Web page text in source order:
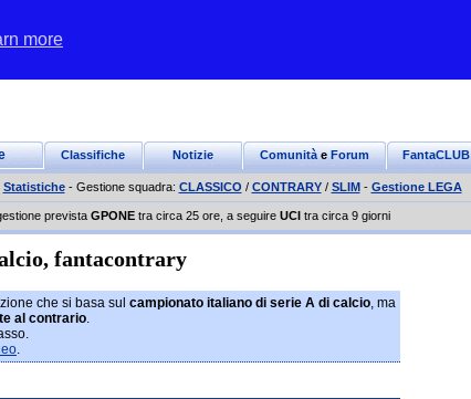
more
Classifiche Notizie Comunitàe Forum FantaCLUB
Statistiche- Gestione squadra: CLASSICO / CONTRARY/ SLIM- Gestione LEGA
prevista GPONE tra circa 25 ore, a seguire UCI tra circa 9 giorni
fantacontrary
che si basa sul campionato italiano di serie A di calcio, ma
al contrario.
.